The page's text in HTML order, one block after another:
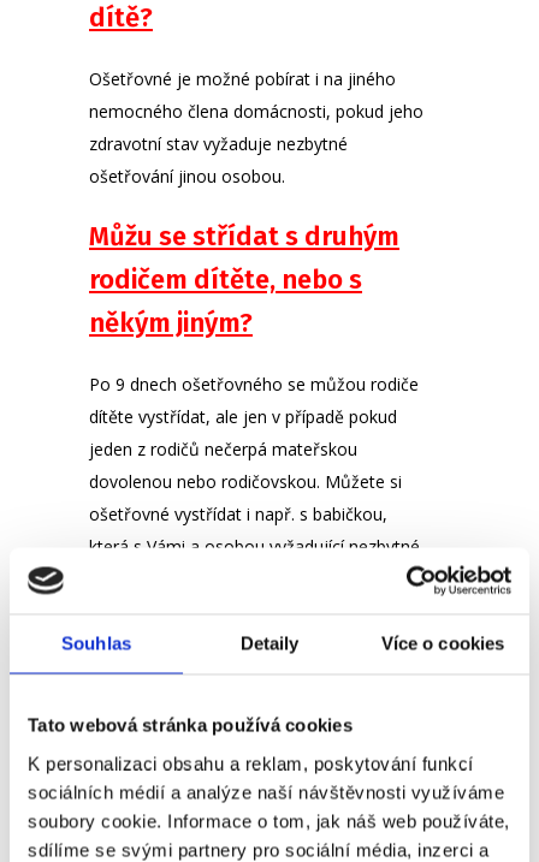
Souhlas Detaily Více o cookies
Tato webová stránka používá cookies
K personalizaci obsahu a reklam, poskytování funkcí
sociálních médií a analýze naší návštěvnosti využíváme
soubory cookie. Informace o tom, jak náš web používáte,
sdílíme se svými partnery pro sociální média, inzerci a
dítě?
Ošetřovné je možné pobírat i na jiného
nemocného člena domácnosti, pokud jeho
zdravotní stav vyžaduje nezbytné
ošetřování jinou osobou.
Můžu se střídat s druhým
rodičem dítěte, nebo s
někým jiným?
Po 9 dnech ošetřovného se můžou rodiče
dítěte vystřídat, ale jen v případě pokud
jeden z rodičů nečerpá mateřskou
dovolenou nebo rodičovskou. Můžete si
ošetřovné vystřídat i např. s babičkou,
která s Vámi a osobou vyžadující nezbytné
Jak dlouho můžu mít
ošetřovné?
Maximálně lze ošetřovné čerpat 9 dní.
Výjimkou jsou případy, kdy je rodič
samoživitel. Ten může čerpat ošetřovné